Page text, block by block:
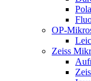
OP-
Zeiss